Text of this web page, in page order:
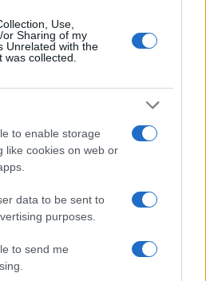
Use,
Sharing of my
Unrelated with the
collected.
to enable storage
like cookies on web or
data to be sent to
purposes.
to send me